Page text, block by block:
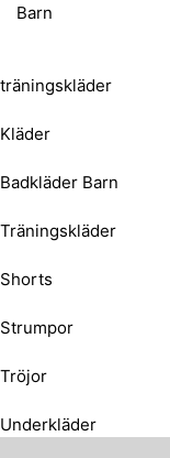
Barn
träningskläder
Kläder
Badkläder Barn
Träningskläder
Shorts
Strumpor
Tröjor
Underkläder